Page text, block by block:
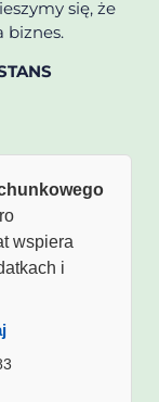
się, że
biznes.
wspiera
i